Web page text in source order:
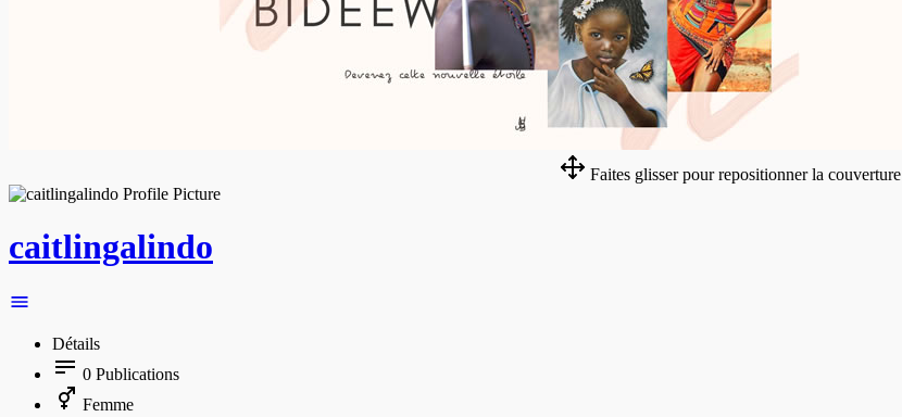
Faites glisser pour repositionner la couverture
caitlingalindo
Détails
0 Publications
Femme